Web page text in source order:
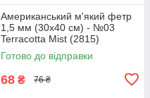
Американський м'який фетр
1,5 мм (30х40 см) - №03
Terracotta Mist (2815)
Готово до відправки
68 ₴ 76 ₴